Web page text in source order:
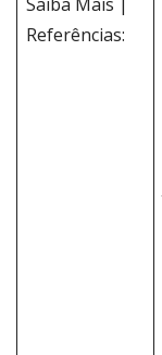
Referências: